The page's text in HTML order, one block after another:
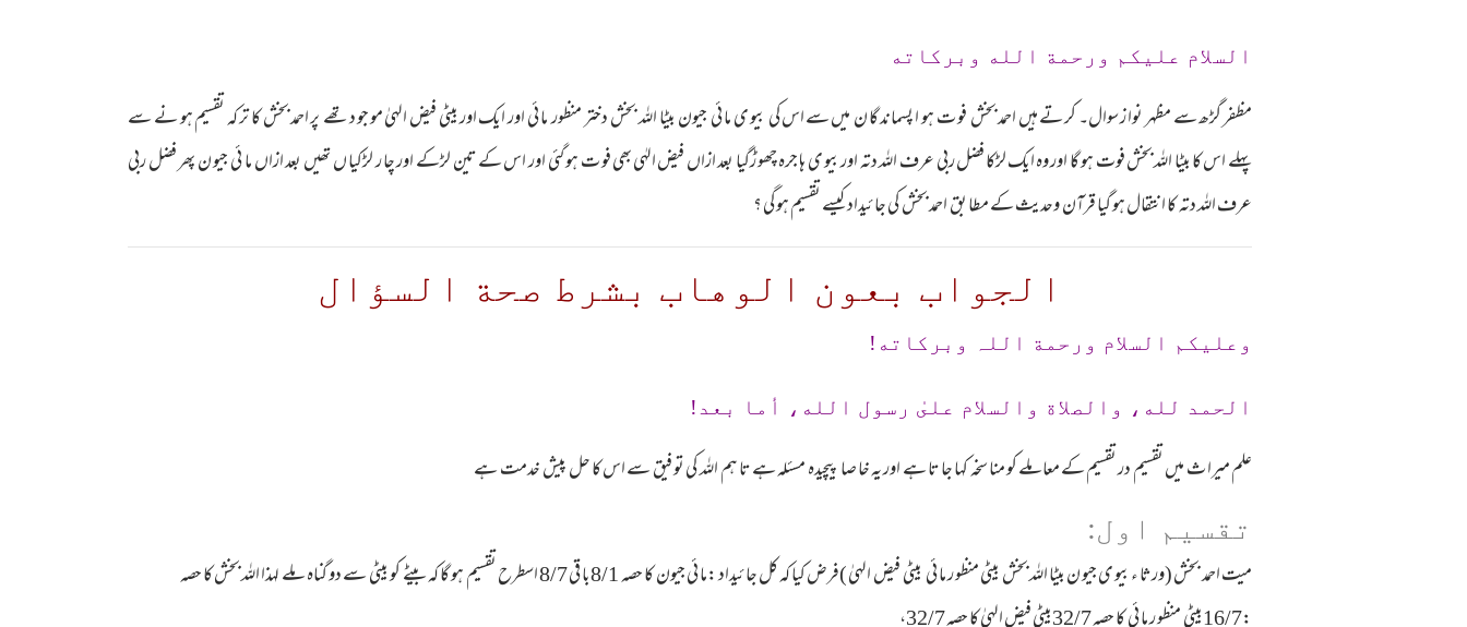
السلام عليكم ورحمة الله وبركاته
مظفر گڑھ سے مظہر نوا ز سوال۔ کر تے ہیں احمد بخش فو ت ہو ا پسماند گا ن میں سے اس کی بیو ی ما ئی جیون بیٹا اللہ بخش دختر منظور ما ئی اور ایک اور بیٹی فیض الہیٰ مو جو د تھے پر احمد بخش کا تر کہ تقسیم ہو نے سے
پہلے اس کا بیٹا اللہ بخش فوت ہو گا اور وہ ایک لڑکا فضل ربی عرف اللہ دتہ اور بیو ی ہا جرہ چھو ڑگیا بعد ازاں فیض الہٰی بھی فو ت ہو گئی اور اس کے تین لڑکے اور چا ر لڑکیا ں تھیں بعد ازاں ما ئی جیو ن پھر فضل ربی
عرف اللہ دتہ کا انتقال ہو گیا قرآن وحدیث کے مطا بق احمد بخش کی جا ئیداد کیسے تقسیم ہو گی ؟
الجواب بعون الوهاب بشرط صحة السؤال
وعلیکم السلام ورحمة اللہ وبرکاته!
الحمد لله، والصلاة والسلام علىٰ رسول الله، أما بعد!
علم میرا ث میں تقسیم در تقسیم کے معا ملے کو منا سخہ کہا جا تا ہے اور یہ خا صا پیچیدہ مسئلہ ہے تا ہم اللہ کی تو فیق سے اس کا حل پیش خدمت ہے
تقسیم اول:
میت احمد بخش (ورثا ء بیو ی جیو ن بیٹا اللہ بخش بیٹی منظو ر ما ئی بیٹی فیض الہیٰ )فرض کیا کہ کل جا ئیداد :ما ئی جیون کا حصہ 8/1با قی 8/7 اسطرح تقسیم ہو گا کہ بیٹے کو بیٹی سے دو گناہ ملے لہذا اللہ بخش کا حصہ